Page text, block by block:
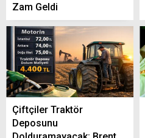
Zam Geldi
Çiftçiler Traktör
Deposunu